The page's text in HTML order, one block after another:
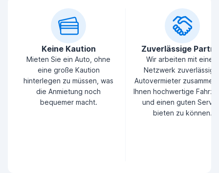
Keine Kaution
Mieten Sie ein Auto, ohne
eine große Kaution
hinterlegen zu müssen, was
die Anmietung noch
bequemer macht.
Zuverlässige
Wir arbeiten mit einem
Netzwerk
Autovermieter
Ihnen hochwertige
und einen guten
bieten zu können.